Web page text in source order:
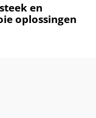
en
oplossingen